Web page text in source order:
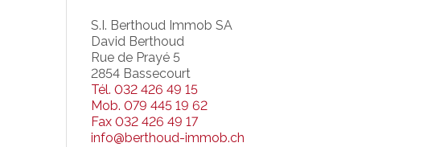
S.I. Berthoud Immob SA
David Berthoud
Rue de Prayé 5
2854 Bassecourt
Tél. 032 426 49 15
Mob. 079 445 19 62
Fax 032 426 49 17
info@berthoud-immob.ch